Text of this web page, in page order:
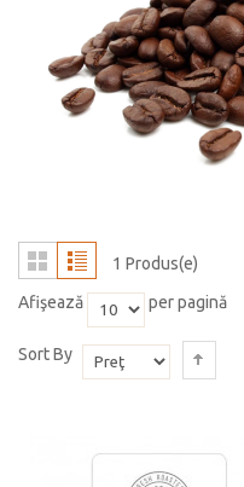
1 Produs(e)
Afişează
per pagină
Sort By